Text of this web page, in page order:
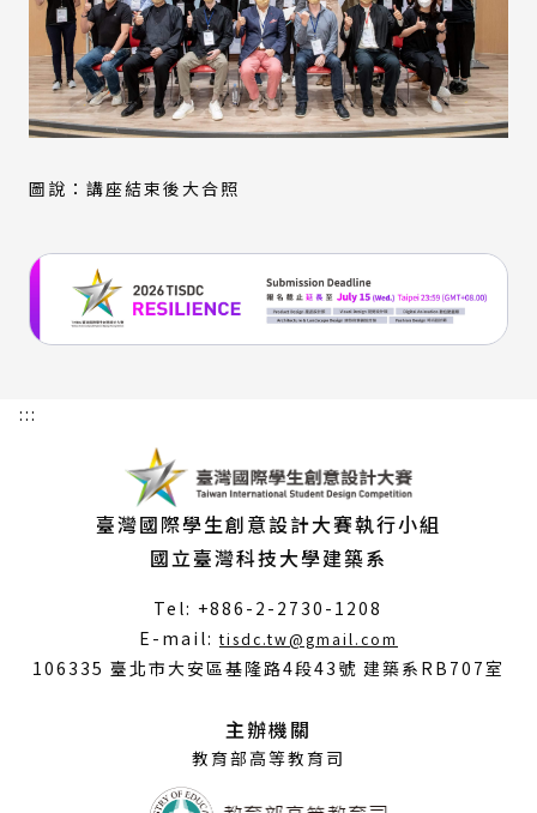
圖說：講座結束後大合照
:::
臺灣國際學生創意設計大賽執行小組
國立臺灣科技大學建築系
Tel: +886-2-2730-1208
E-mail:tisdc.tw@gmail.com
開
106335 臺北市大安區基隆路4段43號 建築系RB707室
主辦機關
教育部高等教育司